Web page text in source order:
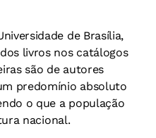
de Brasília,
livros nos catálogos
são de autores
predomínio absoluto
o que a população
nacional.